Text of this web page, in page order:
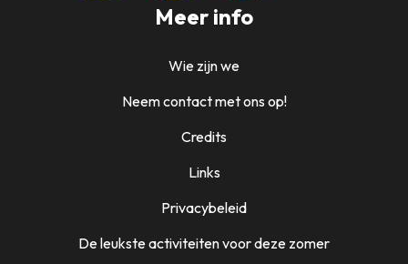
Meer info
Wie zijn we
Neem contact met ons op!
Credits
Links
Privacybeleid
De leukste activiteiten voor deze zomer